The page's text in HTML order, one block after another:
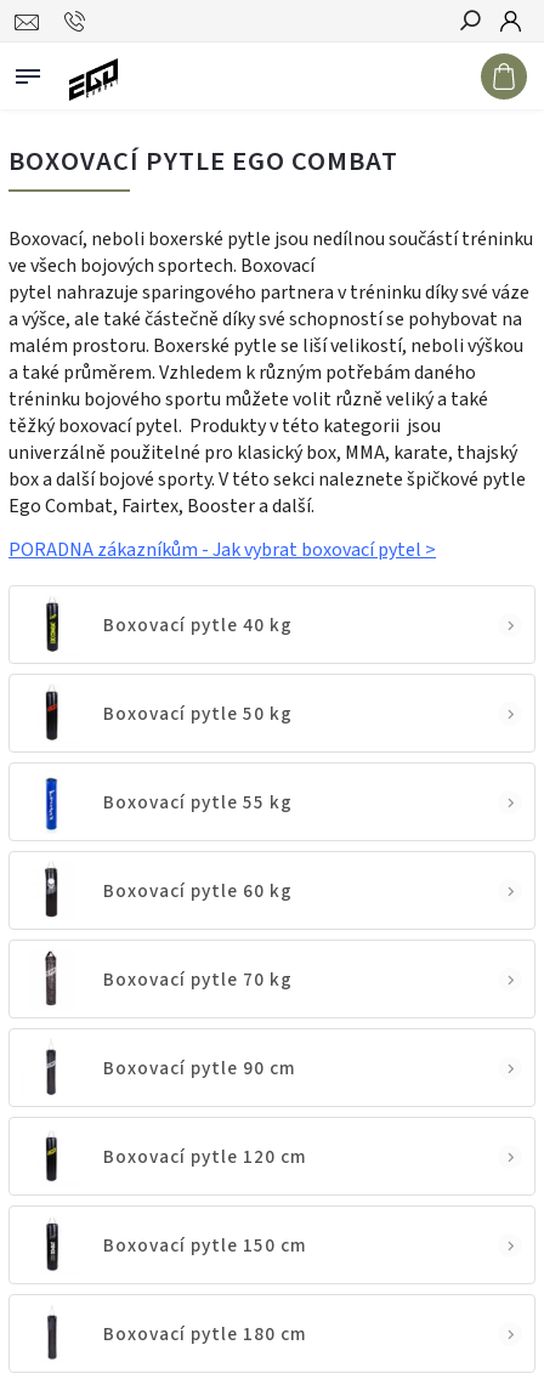
Hledat
BOXOVACÍ PYTLE EGO COMBAT
Boxovací, neboli boxerské pytle jsou nedílnou součástí tréninku
ve všech bojových sportech. Boxovací
pytel nahrazuje sparingového partnera v tréninku díky své váze
a výšce, ale také částečně díky své schopností se pohybovat na
malém prostoru. Boxerské pytle se liší velikostí, neboli výškou
a také průměrem. Vzhledem k různým potřebám daného
tréninku bojového sportu můžete volit různě veliký a také
těžký boxovací pytel. Produkty v této kategorii jsou
univerzálně použitelné pro klasický box, MMA, karate, thajský
box a další bojové sporty. V této sekci naleznete špičkové pytle
Ego Combat, Fairtex, Booster a další.
PORADNA zákazníkům - Jak vybrat boxovací pytel >
Boxovací pytle 40 kg
Boxovací pytle 50 kg
Boxovací pytle 55 kg
Boxovací pytle 60 kg
Boxovací pytle 70 kg
Boxovací pytle 90 cm
Boxovací pytle 120 cm
Boxovací pytle 150 cm
Boxovací pytle 180 cm